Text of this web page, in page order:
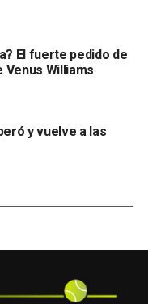
El fuerte pedido de
Williams
y vuelve a las